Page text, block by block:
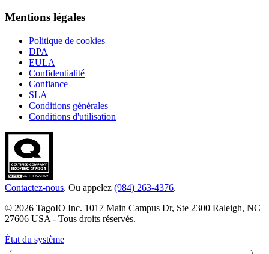
Mentions légales
Politique de cookies
DPA
EULA
Confidentialité
Confiance
SLA
Conditions générales
Conditions d'utilisation
Contactez-nous. Ou appelez (984) 263-4376.
© 2026 TagoIO Inc. 1017 Main Campus Dr, Ste 2300 Raleigh, NC
27606 USA - Tous droits réservés.
État du système